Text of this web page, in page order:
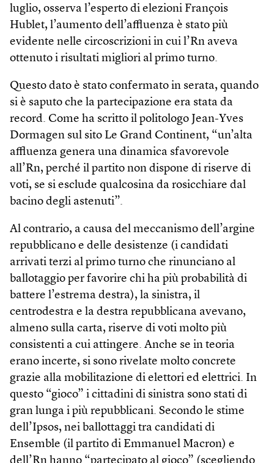
luglio, osserva l’esperto di elezioni François
Hublet, l’aumento dell’affluenza è stato più
evidente nelle circoscrizioni in cui l’Rn aveva
ottenuto i risultati migliori al primo turno.
Questo dato è stato confermato in serata, quando
si è saputo che la partecipazione era stata da
record. Come ha scritto il politologo Jean-Yves
Dormagen sul sito Le Grand Continent, “un’alta
affluenza genera una dinamica sfavorevole
all’Rn, perché il partito non dispone di riserve di
voti, se si esclude qualcosina da rosicchiare dal
bacino degli astenuti”.
Al contrario, a causa del meccanismo dell’argine
repubblicano e delle desistenze (i candidati
arrivati terzi al primo turno che rinunciano al
ballotaggio per favorire chi ha più probabilità di
battere l’estrema destra), la sinistra, il
centrodestra e la destra repubblicana avevano,
almeno sulla carta, riserve di voti molto più
consistenti a cui attingere. Anche se in teoria
erano incerte, si sono rivelate molto concrete
grazie alla mobilitazione di elettori ed elettrici. In
questo “gioco” i cittadini di sinistra sono stati di
gran lunga i più repubblicani. Secondo le stime
dell’Ipsos, nei ballottaggi tra candidati di
Ensemble (il partito di Emmanuel Macron) e